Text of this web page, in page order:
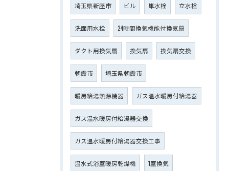
埼玉県新座市 ビル 単水栓 立水栓
洗面用水栓 24時間換気機能付換気扇
ダクト用換気扇 換気扇 換気扇交換
朝霞市 埼玉県朝霞市
暖房給湯熱源機器 ガス温水暖房付給湯器
ガス温水暖房付給湯器交換
ガス温水暖房付給湯器交換工事
温水式浴室暖房乾燥機 1室換気